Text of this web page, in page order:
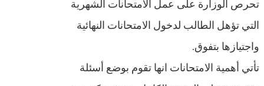
تحرص الوزارة على عمل الامتحانات الشهرية
التي تؤهل الطالب لدخول الامتحانات النهائية
واجتيازها بتفوق.
تأتي أهمية الامتحانات انها تقوم بوضع أسئلة